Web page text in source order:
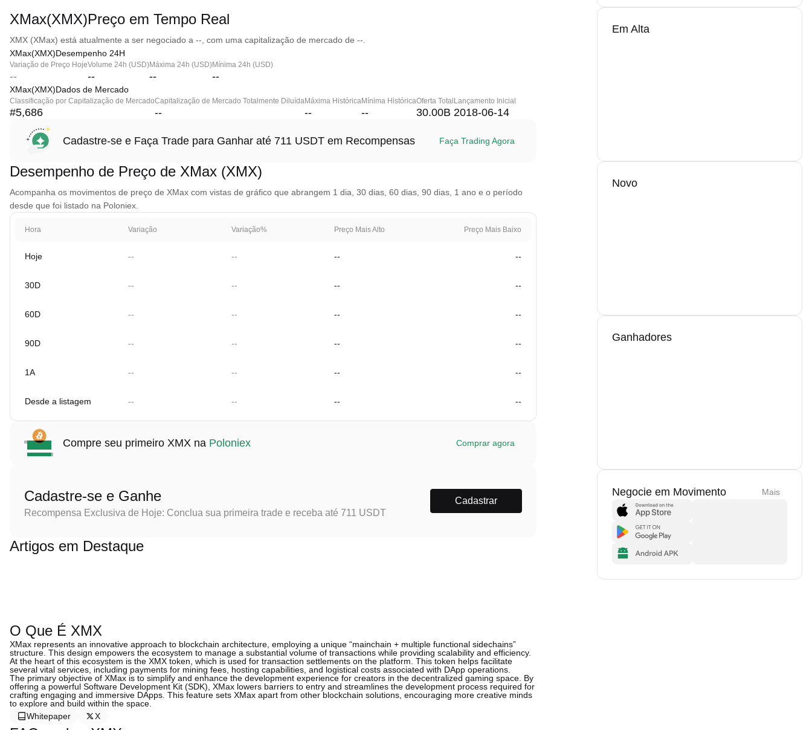
XMax(XMX)Preço em Tempo Real
XMX (XMax) está atualmente a ser negociado a --, com uma capitalização de mercado de --.
XMax(XMX)Desempenho 24H
Variação de Preço Hoje
--
Volume 24h (USD)
--
Máxima 24h (USD)
--
Mínima 24h (USD)
--
XMax(XMX)Dados de Mercado
Classificação por Capitalização de Mercado
#5,686
Capitalização de Mercado Totalmente Diluída
--
Máxima Histórica
--
Mínima Histórica
--
Oferta Total
30.00B
Lançamento Inicial
2018-06-14
Cadastre-se e Faça Trade para Ganhar até 711 USDT em Recompensas Faça Trading Agora
Desempenho de Preço de XMax (XMX)
Acompanha os movimentos de preço de XMax com vistas de gráfico que abrangem 1 dia, 30 dias, 60 dias, 90 dias, 1 ano e o período
desde que foi listado na Poloniex.
Hora Variação Variação% Preço Mais Alto Preço Mais Baixo
Hoje -- -- -- --
30D -- -- -- --
60D -- -- -- --
90D -- -- -- --
1A -- -- -- --
Desde a listagem -- -- -- --
Compre seu primeiro XMX na Poloniex Comprar agora
Cadastre-se e Ganhe
Recompensa Exclusiva de Hoje: Conclua sua primeira trade e receba até 711 USDT
Cadastrar
Artigos em Destaque
O Que É XMX
XMax represents an innovative approach to blockchain architecture, employing a unique “mainchain + multiple functional sidechains”
structure. This design empowers the ecosystem to manage a substantial volume of transactions while providing scalability and efficiency.
At the heart of this ecosystem is the XMX token, which is used for transaction settlements on the platform. This token helps facilitate
several vital services, including payments for mining fees, hosting capabilities, and logistical costs associated with DApp operations.
The primary objective of XMax is to simplify and enhance the development experience for creators in the decentralized gaming space. By
offering a powerful Software Development Kit (SDK), XMax lowers barriers to entry and streamlines the development process required for
crafting engaging and immersive DApps. This feature sets XMax apart from other blockchain solutions, encouraging more creative minds
to explore and build within the space.
Whitepaper
X
Em Alta
Novo
Ganhadores
Negocie em Movimento Mais